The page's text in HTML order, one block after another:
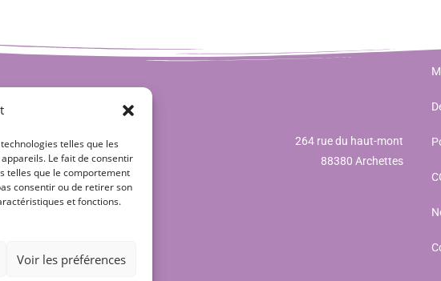
telles que les
Le fait de consentir
telles que le comportement
consentir ou de retirer son
et fonctions.
Voir les préférences
264 rue du haut-mont
88380 Archettes